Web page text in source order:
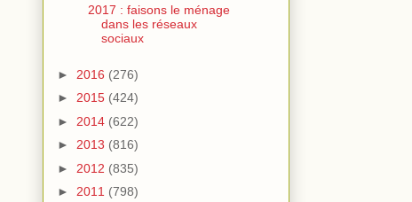
2017 : faisons le ménage
dans les réseaux
sociaux
► 2016 (276)
► 2015 (424)
► 2014 (622)
► 2013 (816)
► 2012 (835)
► 2011 (798)